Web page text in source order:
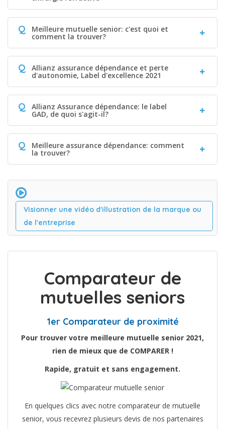
Q Meilleure mutuelle senior: c'est quoi et
comment la trouver?
Q Allianz assurance dépendance et perte
d'autonomie, Label d'excellence 2021
Q Allianz Assurance dépendance: le label
GAD, de quoi s'agit-il?
Q Meilleure assurance dépendance: comment
la trouver?
Visionner une vidéo d'illustration de la marque ou
de l'entreprise
Comparateur de
mutuelles seniors
1er Comparateur de proximité
Pour trouver votre meilleure mutuelle senior 2021,
rien de mieux que de COMPARER !
Rapide, gratuit et sans engagement.
En quelques clics avec notre comparateur de mutuelle
senior, vous recevrez plusieurs devis de nos partenaires